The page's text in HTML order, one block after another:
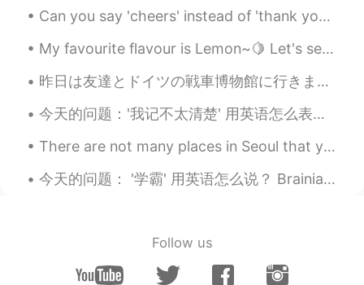
guess you learned a lot in the interviews,
with up to 50 students but in the
CN JP
普通中小学都是六十人左右一个班
So...what’s your favourite food in China?
😂
Can you say 'cheers' instead of 'thank you'? Yes! In many cases, you can! 'Cheers' is very info...
My favourite flavour is Lemon~🍋 Let's see how this one tastes like! Do you like to drink lemonade ?
昨日は友達とドイツの戦車博物館に行きました。博物館はドイツの一番大きな戦車博物館です。博物館の戦車は大体ドイツで作ったものです。博物館はドイツの北の小さな町にあるので、隣で可愛い伝統的な建物もあ...
今天的问题：'我记不太清楚' 用英语怎么表达 I can't *really* remember (正常）**要强调的地方 I'm not sure I recall all too cle...
There are not many places in Seoul that you can go to free your mind and be at peace in this busy...
今天的问题： '学霸' 用英语怎么说？ Brainiac （非正式） Top student （正常） Grade-A student （正式） High achiever （正常） Whiz...
Follow us